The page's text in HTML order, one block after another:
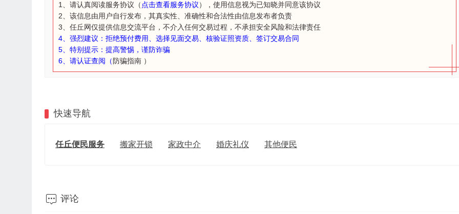
1、请认真阅读服务协议（ 点击查看服务协议），使用信息视为已知晓并同意该协议
2、该信息由用户自行发布，其真实性、准确性和合法性由信息发布者负责
3、任丘网仅提供信息交流平台，不介入任何交易过程，不承担安全风险和法律责任
4、强烈建议：拒绝预付费用、选择见面交易、核验证照资质、签订交易合同
5、特别提示：提高警惕，谨防诈骗
6、请认证查阅（防骗指南 ）
快速导航
任丘便民服务 搬家开锁 家政中介 婚庆礼仪 其他便民
 评论